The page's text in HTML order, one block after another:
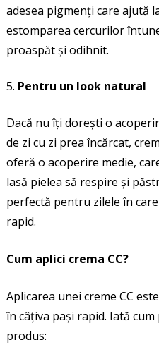
adesea pigmenți care ajută
estomparea cercurilor
proaspăt și odihnit.
Pentru un look natural
Dacă nu îți dorești o
de zi cu zi prea încărcat,
oferă o acoperire medie,
lasă pielea să respire și
perfectă pentru zilele în
rapid.
Cum aplici crema CC?
Aplicarea unei creme CC
în câțiva pași rapid. Iată
produs: